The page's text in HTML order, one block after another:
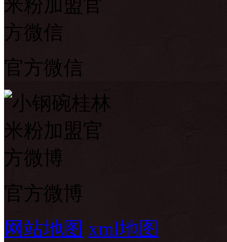
官方微信
官方微博
网站地图 xml地图